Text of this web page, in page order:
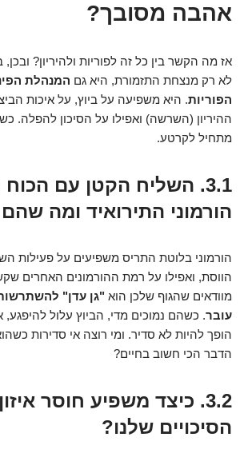
אהבה מסובך?
אז מה הקשר בין כל זה לפוריות ולהיריון?
לא רק מנצחת התזמורת, היא גם המנהלת
הפוריות. היא משפיעה על ביוץ, על איכות
ההיריון (השרשה) ואפילו על הסיכון להפלה.
מתחיל לקרטע.
3.1. השליח הקטן עם
הורמוני התירואיד ומה שהם
הורמוני בלוטת התריס משפיעים על פעילות
הווסת, ואפילו על רמת ההורמונים האחרים
מוודאים שהגוף שלכן הוא "גן עדן"
עובר. כשהם נמוכים מדי, הביוץ עלול
הופך להיות לא סדיר. ומי רוצה אי סדירות
הדבר הכי חשוב בחיים?
3.2. כיצד משפיע חוסר
הסיכויים שלנו?